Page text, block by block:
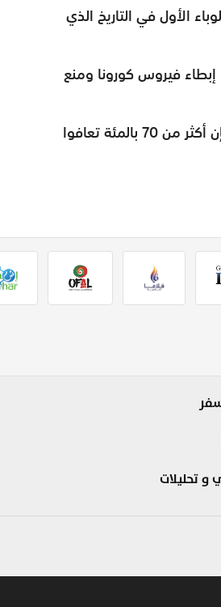
الأول في التاريخ الذي
إبطاء فيروس كورونا ومنع
وأوضح جيبريسوس أن من بين 80 ألف حالة تم الإبلاغ عنها في الصين، فإن أكثر من 70 بالمئة تعافوا
و تحليلات